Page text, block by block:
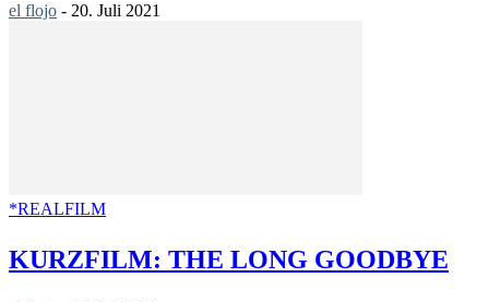
el flojo - 20. Juli 2021
*REALFILM
KURZFILM: THE LONG GOODBYE